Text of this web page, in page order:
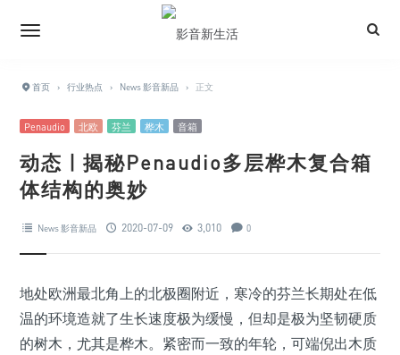
首页 › 行业热点 › News 影音新品 › 正文
Penaudio 北欧 芬兰 桦木 音箱
动态 | 揭秘Penaudio多层桦木复合箱
体结构的奥妙
News 影音新品 2020-07-09 3,010 0
地处欧洲最北角上的北极圈附近，寒冷的芬兰长期处在低
温的环境造就了生长速度极为缓慢，但却是极为坚韧硬质
的树木，尤其是桦木。紧密而一致的年轮，可端倪出木质